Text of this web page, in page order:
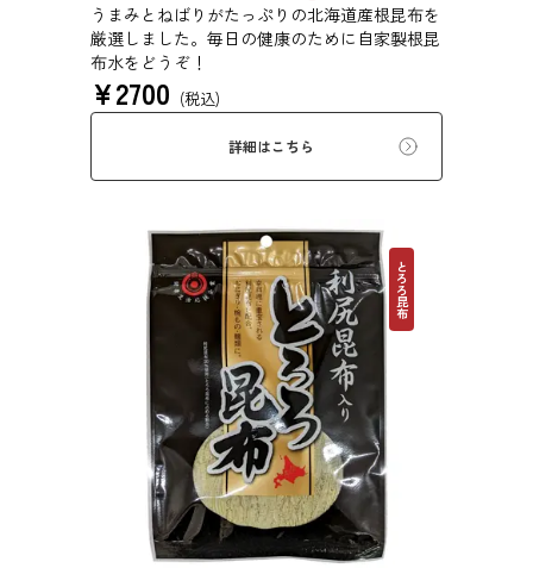
うまみとねばりがたっぷりの北海道産根昆布を
厳選しました。毎日の健康のために自家製根昆
布水をどうぞ！
¥2700 (税込)
詳細はこちら
とろろ昆布